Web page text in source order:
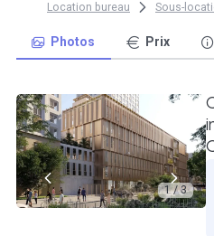
Location bureau Sous-
Photos Prix
1 / 3